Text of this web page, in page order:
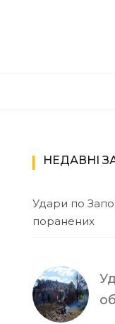
НЕДАВНІ
Удари по
поранених